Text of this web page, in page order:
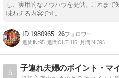
し、実用的なノウハウを提供。これま
味わえる内容です。
1980965 26
週間IN:95 週間OUT:115 月間IN:395
5